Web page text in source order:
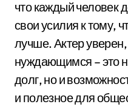
что каждый человек
свои усилия к тому,
лучше. Актер
нуждающимся – это
долг, но и
и полезное для